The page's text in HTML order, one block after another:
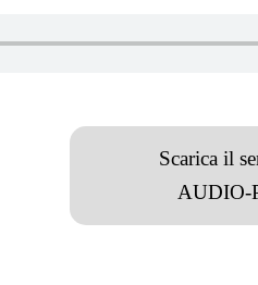
Scarica il
AUDIO-